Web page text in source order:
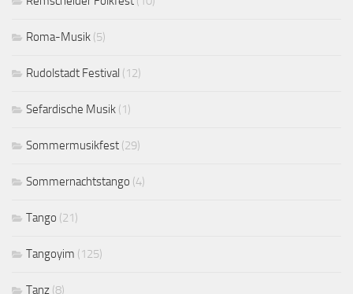
Roma-Musik (5)
Rudolstadt Festival (12)
Sefardische Musik (1)
Sommermusikfest (29)
Sommernachtstango (4)
Tango (21)
Tangoyim (125)
Tanz (8)